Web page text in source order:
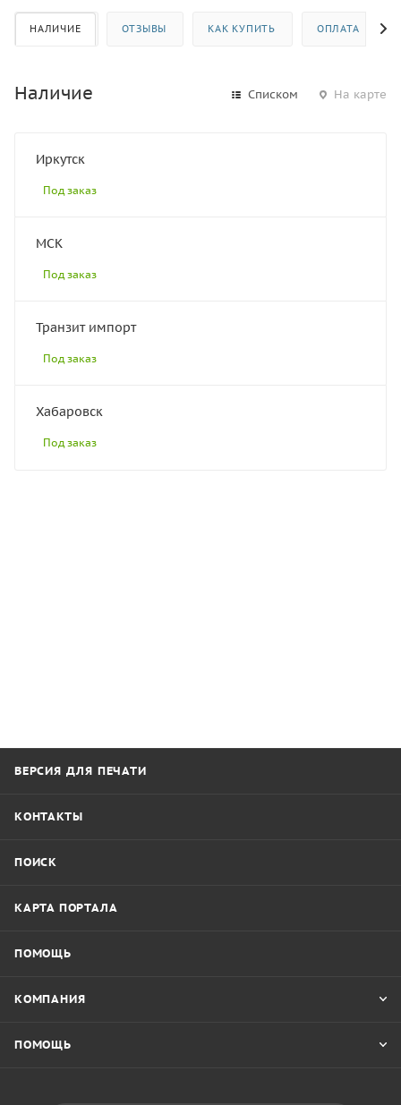
НАЛИЧИЕ ОТЗЫВЫ КАК КУПИТЬ ОПЛАТА
Наличие Списком На карте
Иркутск
Под заказ
МСК
Под заказ
Транзит импорт
Под заказ
Хабаровск
Под заказ
ВЕРСИЯ ДЛЯ ПЕЧАТИ
КОНТАКТЫ
ПОИСК
КАРТА ПОРТАЛА
ПОМОЩЬ
КОМПАНИЯ
ПОМОЩЬ